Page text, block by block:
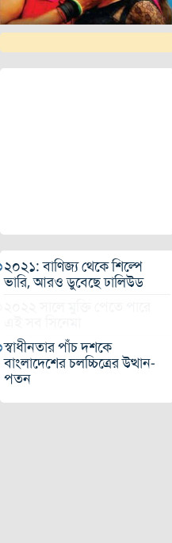
২০২১: বাণিজ্য থেকে শিল্পে
ভারি, আরও ডুবেছে ঢালিউড
স্বাধীনতার পাঁচ দশকে
বাংলাদেশের চলচ্চিত্রের উত্থান-
পতন